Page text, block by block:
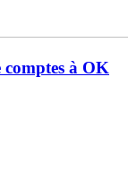
à OK